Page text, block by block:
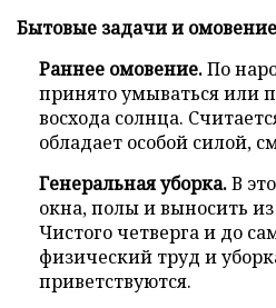
Бытовые задачи и
Раннее омовение.По
принято умываться или
восхода солнца.
обладает особой силой,
Генеральная уборка.В
окна, полы и выносить
Чистого четверга и до
физический труд и
приветствуются.